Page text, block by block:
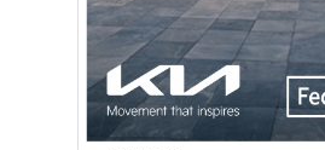
Aktuális
Megállapodtak az
listáról
Megvan a megállapodás